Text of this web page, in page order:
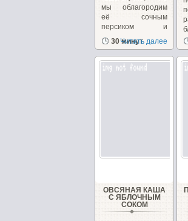
мы облагородим
её сочным
персиком и
преподнесём...
30 минут
Читать далее
ОВСЯНАЯ КАША
С ЯБЛОЧНЫМ
СОКОМ